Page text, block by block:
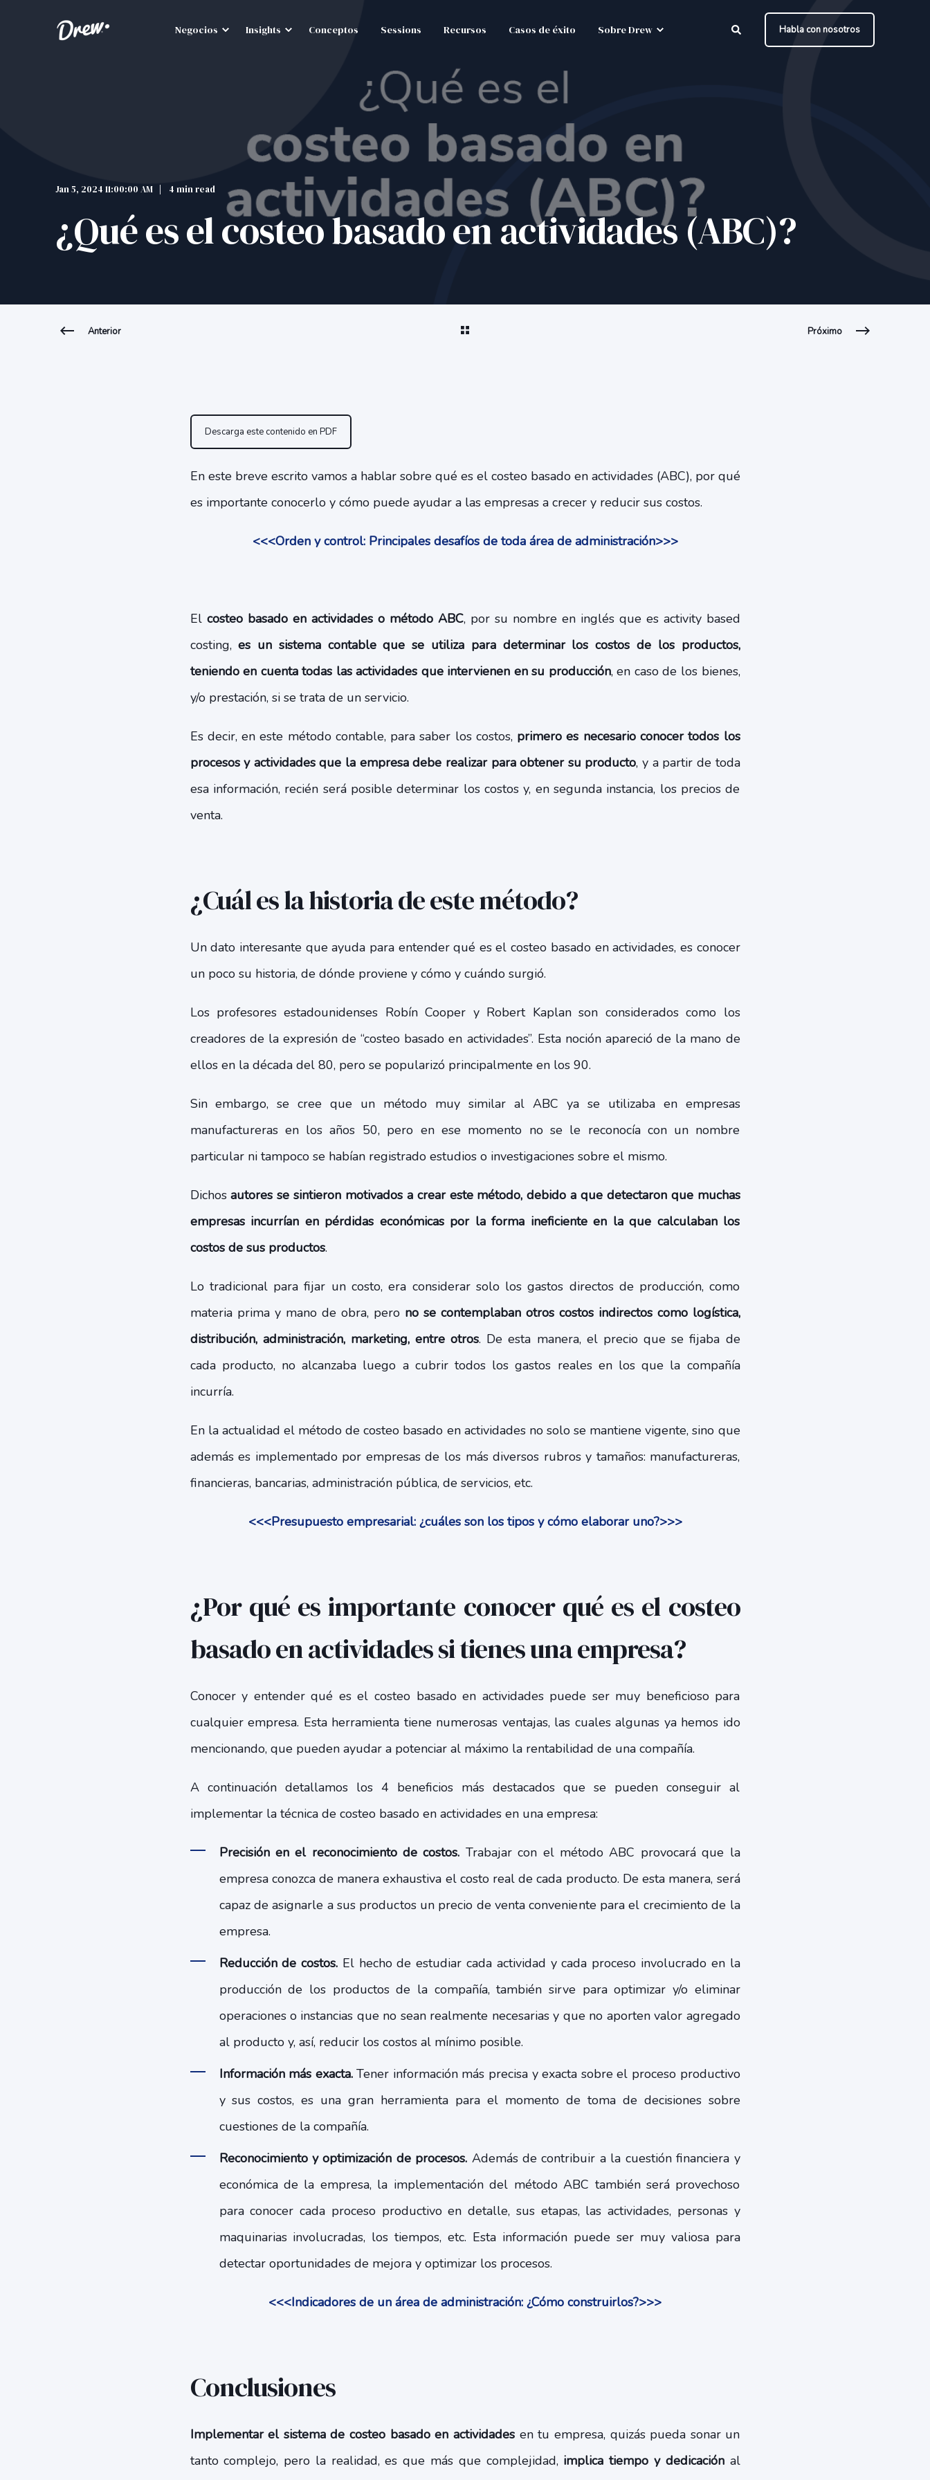
Negocios Insights Conceptos Sessions Recursos Casos de éxito Sobre Drew Habla con nosotros
Jan 5, 2024 11:00:00 AM 4 min read
¿Qué es el costeo basado en actividades (ABC)?
Anterior Próximo
Descarga este contenido en PDF
En este breve escrito vamos a hablar sobre qué es el costeo basado en actividades (ABC), por qué
es importante conocerlo y cómo puede ayudar a las empresas a crecer y reducir sus costos.
<<<Orden y control: Principales desafíos de toda área de administración>>>
El costeo basado en actividades o método ABC, por su nombre en inglés que es activity based
costing,es un sistema contable que se utiliza para determinar los costos de los productos,
teniendo en cuenta todas las actividades que intervienen en su producción, en caso de los bienes,
y/o prestación, si se trata de un servicio.
Es decir, en este método contable, para saber los costos, primero es necesario conocer todos los
procesos y actividades que la empresa debe realizar para obtener su producto, y a partir de toda
esa información, recién será posible determinar los costos y, en segunda instancia, los precios de
venta.
¿Cuál es la historia de este método?
Un dato interesante que ayuda para entender qué es el costeo basado en actividades, es conocer
un poco su historia, de dónde proviene y cómo y cuándo surgió.
Los profesores estadounidenses Robín Cooper y Robert Kaplan son considerados como los
creadores de la expresión de “costeo basado en actividades”. Esta noción apareció de la mano de
ellos en la década del 80, pero se popularizó principalmente en los 90.
Sin embargo, se cree que un método muy similar al ABC ya se utilizaba en empresas
manufactureras en los años 50, pero en ese momento no se le reconocía con un nombre
particular ni tampoco se habían registrado estudios o investigaciones sobre el mismo.
Dichosautores se sintieron motivados a crear este método, debido a que detectaron que muchas
empresas incurrían en pérdidas económicas por la forma ineficiente en la que calculaban los
costos de sus productos.
Lo tradicional para fijar un costo, era considerar solo los gastos directos de producción, como
materia prima y mano de obra, pero no se contemplaban otros costos indirectos como logística,
distribución, administración, marketing, entre otros. De esta manera, el precio que se fijaba de
cada producto, no alcanzaba luego a cubrir todos los gastos reales en los que la compañía
incurría.
En la actualidad el método de costeo basado en actividades no solo se mantiene vigente, sino que
además es implementado por empresas de los más diversos rubros y tamaños: manufactureras,
financieras, bancarias, administración pública, de servicios, etc.
<<<Presupuesto empresarial: ¿cuáles son los tipos y cómo elaborar uno?>>>
¿Por qué es importante conocer qué es el costeo
basado en actividades si tienes una empresa?
Conocer y entender qué es el costeo basado en actividades puede ser muy beneficioso para
cualquier empresa. Esta herramienta tiene numerosas ventajas, las cuales algunas ya hemos ido
mencionando, que pueden ayudar a potenciar al máximo la rentabilidad de una compañía.
A continuación detallamos los 4 beneficios más destacados que se pueden conseguir al
implementar la técnica de costeo basado en actividades en una empresa:
Precisión en el reconocimiento de costos. Trabajar con el método ABC provocará que la
empresa conozca de manera exhaustiva el costo real de cada producto. De esta manera, será
capaz de asignarle a sus productos un precio de venta conveniente para el crecimiento de la
empresa.
Reducción de costos. El hecho de estudiar cada actividad y cada proceso involucrado en la
producción de los productos de la compañía, también sirve para optimizar y/o eliminar
operaciones o instancias que no sean realmente necesarias y que no aporten valor agregado
al producto y, así, reducir los costos al mínimo posible.
Información más exacta.Tener información más precisa y exacta sobre el proceso productivo
y sus costos, es una gran herramienta para el momento de toma de decisiones sobre
cuestiones de la compañía.
Reconocimiento y optimización de procesos. Además de contribuir a la cuestión financiera y
económica de la empresa, la implementación del método ABC también será provechoso
para conocer cada proceso productivo en detalle, sus etapas, las actividades, personas y
maquinarias involucradas, los tiempos, etc. Esta información puede ser muy valiosa para
detectar oportunidades de mejora y optimizar los procesos.
<<<Indicadores de un área de administración: ¿Cómo construirlos?>>>
Conclusiones
Implementar el sistema de costeo basado en actividades en tu empresa, quizás pueda sonar un
tanto complejo, pero la realidad, es que más que complejidad, implica tiempo y dedicación al